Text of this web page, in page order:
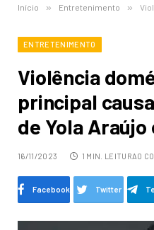
Início » Entretenimento »
ENTRETENIMENTO
Violência
principal
de Yola Araújo
16/11/2023 1 MIN. LEITURA0
Facebook Twitter